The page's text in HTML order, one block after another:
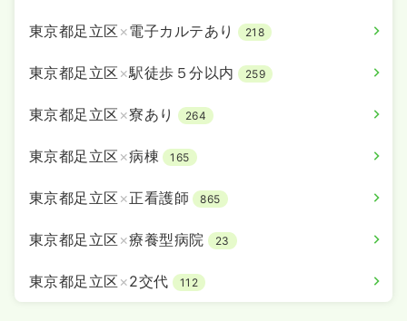
東京都足立区 ×電子カルテあり 218
東京都足立区 ×駅徒歩５分以内 259
東京都足立区 ×寮あり 264
東京都足立区 ×病棟 165
東京都足立区 ×正看護師 865
東京都足立区 ×療養型病院 23
東京都足立区 ×2交代 112